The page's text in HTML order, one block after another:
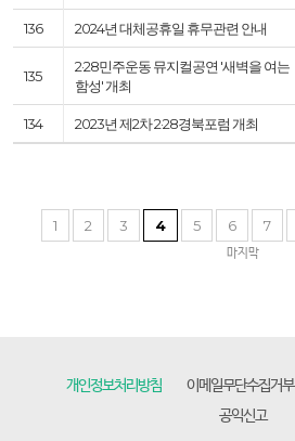
136 2024년 대체공휴일 휴무관련 안내
135
2·28민주운동 뮤지컬공연 '새벽을 여는
함성' 개최
134 2023년 제2차 2·28경북포럼 개최
1 2 3 4 5 6 7
마지막
개인정보처리방침 이메일무단수집거부
공익신고